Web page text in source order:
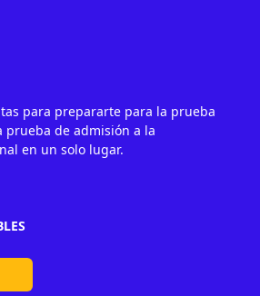
para prepararte para la prueba
prueba de admisión a la
en un solo lugar.